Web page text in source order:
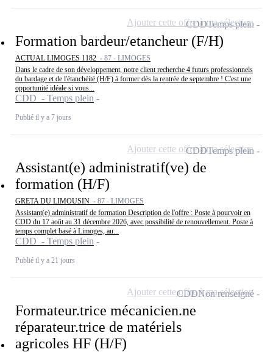
Formation bardeur/etancheur (F/H)
ACTUAL LIMOGES 1182 - 87 - LIMOGES
Dans le cadre de son développement, notre client recherche 4 futurs professionnels
du bardage et de l'étanchéité (H/F) à former dès la rentrée de septembre ! C'est une
opportunité idéale si vous...
CDD - Temps plein
Publié il y a 7 jours
CDDTemps plein
Ajouter cette offre à ma sélection
Assistant(e) administratif(ve) de
formation (H/F)
GRETA DU LIMOUSIN - 87 - LIMOGES
Assistant(e) administratif de formation Description de l'offre : Poste à pourvoir en
CDD du 17 août au 31 décembre 2026, avec possibilité de renouvellement. Poste à
temps complet basé à Limoges, au...
CDD - Temps plein
Publié il y a 21 jours
CDDTemps plein
Ajouter cette offre à ma sélection
Formateur.trice mécanicien.ne
réparateur.trice de matériels
agricoles HF (H/F)
CDDNon renseigné
Ajouter cette offre à ma sélection